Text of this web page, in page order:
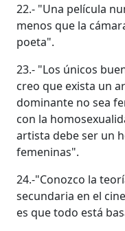
22.- "Una película
menos que la
poeta".
23.- "Los únicos
creo que exista un
dominante no sea
con la
artista debe ser un
femeninas".
24.-"Conozco la
secundaria en el
es que todo está